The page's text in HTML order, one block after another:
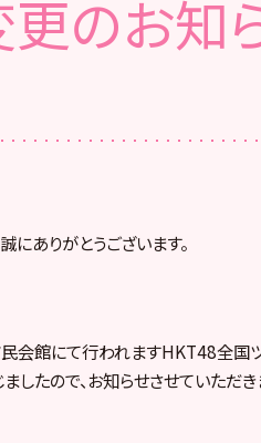
更のお知
ありがとうございます。
館にて行われますHKT48全国
したので、お知らせさせていただき